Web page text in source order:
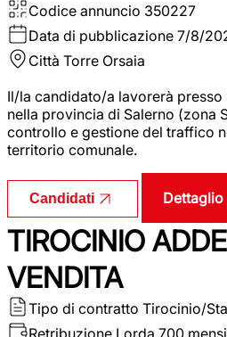
Codice annuncio 350227
Data di pubblicazione 7/8/
Città Torre Orsaia
Il/la candidato/a lavorerà presso
nella provincia di Salerno (zona
controllo e gestione del traffico
territorio comunale.
Candidati Dettaglio
TIROCINIO
VENDITA
Tipo di contratto Tirocinio/
Retribuzione Lorda 700